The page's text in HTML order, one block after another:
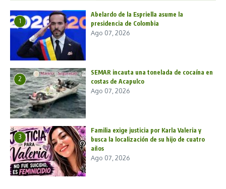
1
Abelardo de la Espriella asume la
presidencia de Colombia
Ago 07, 2026
2
SEMAR incauta una tonelada de cocaína en
costas de Acapulco
Ago 07, 2026
3
Familia exige justicia por Karla Valeria y
busca la localización de su hijo de cuatro
años
Ago 07, 2026